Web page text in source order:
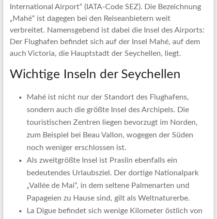
International Airport“ (IATA-Code SEZ). Die Bezeichnung
„Mahé“ ist dagegen bei den Reiseanbietern weit
verbreitet. Namensgebend ist dabei die Insel des Airports:
Der Flughafen befindet sich auf der Insel Mahé, auf dem
auch Victoria, die Hauptstadt der Seychellen, liegt.
Wichtige Inseln der Seychellen
Mahé ist nicht nur der Standort des Flughafens,
sondern auch die größte Insel des Archipels. Die
touristischen Zentren liegen bevorzugt im Norden,
zum Beispiel bei Beau Vallon, wogegen der Süden
noch weniger erschlossen ist.
Als zweitgrößte Insel ist Praslin ebenfalls ein
bedeutendes Urlaubsziel. Der dortige Nationalpark
„Vallée de Mai“, in dem seltene Palmenarten und
Papageien zu Hause sind, gilt als Weltnaturerbe.
La Digue befindet sich wenige Kilometer östlich von